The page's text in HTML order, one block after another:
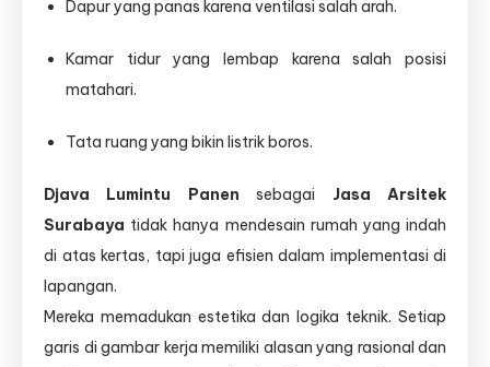
Dapur yang panas karena ventilasi salah arah.
Kamar tidur yang lembap karena salah posisi
matahari.
Tata ruang yang bikin listrik boros.
Djava Lumintu Panen sebagai Jasa Arsitek
Surabaya tidak hanya mendesain rumah yang indah
di atas kertas, tapi juga efisien dalam implementasi di
lapangan.
Mereka memadukan estetika dan logika teknik. Setiap
garis di gambar kerja memiliki alasan yang rasional dan